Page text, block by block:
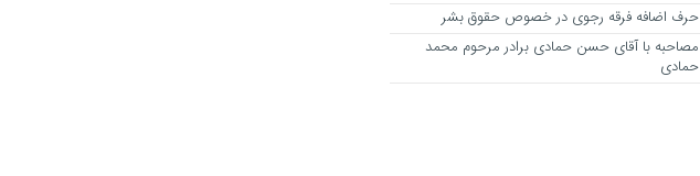
حرف اضافه فرقه رجوی در خصوص حقوق بشر
مصاحبه با آقای حسن حمادی برادر مرحوم محمد
حمادی